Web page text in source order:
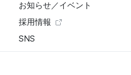
お知らせ／イベント
採用情報
SNS